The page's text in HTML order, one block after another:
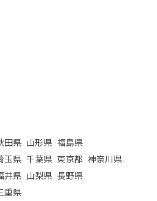
田県 山形県 福島県
玉県 千葉県 東京都 神奈川県
井県 山梨県 長野県
重県